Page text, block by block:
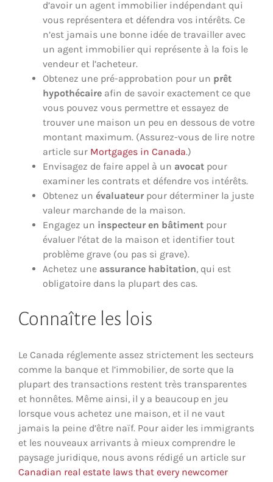
d’avoir un agent immobilier indépendant qui
vous représentera et défendra vos intérêts. Ce
n’est jamais une bonne idée de travailler avec
un agent immobilier qui représente à la fois le
vendeur et l’acheteur.
Obtenez une pré-approbation pour un prêt
hypothécaire afin de savoir exactement ce que
vous pouvez vous permettre et essayez de
trouver une maison un peu en dessous de votre
montant maximum. (Assurez-vous de lire notre
article sur Mortgages in Canada.)
Envisagez de faire appel à un avocat pour
examiner les contrats et défendre vos intérêts.
Obtenez un évaluateur pour déterminer la juste
valeur marchande de la maison.
Engagez un inspecteur en bâtiment pour
évaluer l’état de la maison et identifier tout
problème grave (ou pas si grave).
Achetez une assurance habitation, qui est
obligatoire dans la plupart des cas.
Connaître les lois
Le Canada réglemente assez strictement les secteurs
comme la banque et l’immobilier, de sorte que la
plupart des transactions restent très transparentes
et honnêtes. Même ainsi, il y a beaucoup en jeu
lorsque vous achetez une maison, et il ne vaut
jamais la peine d’être naïf. Pour aider les immigrants
et les nouveaux arrivants à mieux comprendre le
paysage juridique, nous avons rédigé un article sur
Canadian real estate laws that every newcomer